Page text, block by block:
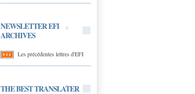
NEWSLETTER EFI
ARCHIVES
Les précédentes lettres d'EFI
THE BEST TRANSLATER